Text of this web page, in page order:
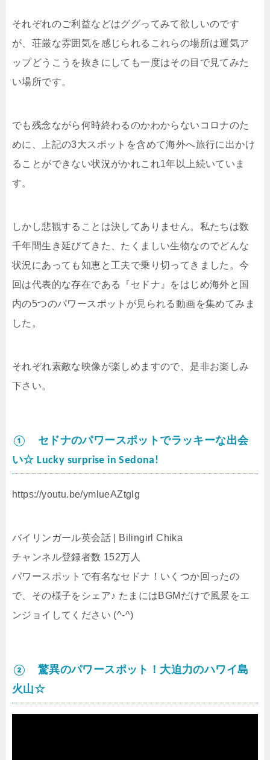
それぞれのご利益などはググってみて欲しいのです
が、荘厳な雰囲気を感じられるこれらの場所は運気ア
ップどうこうを抜きにしても一度はその目で見てみた
い場所です。
でも残念ながら何時終わるのかわからないコロナのた
めに、上記の3大スポットを含めて海外へ旅行に出かけ
ることができない状況がかれこれ1年以上続いていま
す。
しかし悲観することは決してありません。私たちは数
千年間生き延びてきた、たくましい生物なのでどんな
状況にあっても知恵と工夫で乗り切ってきました。今
回は代表的な存在である『セドナ』をはじめ海外と国
内の5つのパワースポットが見られる動画を集めてみま
した。
それぞれ素敵な映像が楽しめますので、是非お楽しみ
下さい。
① セドナのパワースポットでラッキーな出会
い☆ Lucky surprise in Sedona!
https://youtu.be/ymlueAZtglg
バイリンガール英会話 | Bilingirl Chika
チャンネル登録者数 152万人
パワースポットで有名なセドナ！いくつか回ったの
で、その様子をシェア♪ たまにはBGMだけで風景をエ
ンジョイしてください (^-^)
② 驚異のパワースポット！大迫力のハワイ島
火山☆